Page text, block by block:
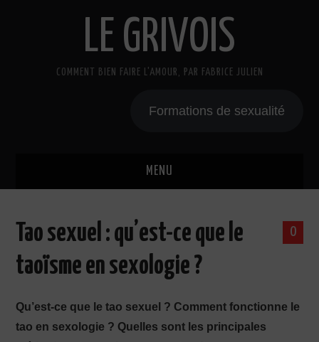
LE GRIVOIS
COMMENT BIEN FAIRE L'AMOUR, PAR FABRICE JULIEN
Formations de sexualité
MENU
A PROPOS
COURS DE SEXE
0
Tao sexuel : qu’est-ce que le
taoïsme en sexologie ?
Qu’est-ce que le tao sexuel ? Comment fonctionne le
tao en sexologie ? Quelles sont les principales